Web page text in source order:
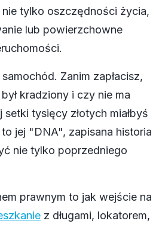
nie tylko oszczędności życia,
lub powierzchowne
Zanim zapłacisz,
kradziony i czy nie ma
tysięcy złotych miałbyś
jej "DNA", zapisana historia
nie tylko poprzedniego
prawnym to jak wejście na
z długami, lokatorem,